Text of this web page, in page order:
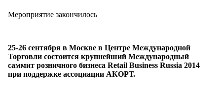
Мероприятие закончилось
25-26 сентября в Москве в Центре Международной
Торговли состоится крупнейший Международный
саммит розничного бизнеса Retail Business Russia 2014
при поддержке ассоциации АКОРТ.